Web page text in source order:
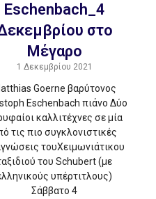
Eschenbach_4
στο
Μέγαρο
1 Δεκεμβρίου 2021
Goerne βαρύτονος
Eschenbach πιάνο Δύο
καλλιτέχνες σε μία
τις πιο συγκλονιστικές
τουΧειμωνιάτικου
του Schubert (με
υπέρτιτλους)
Σάββατο 4